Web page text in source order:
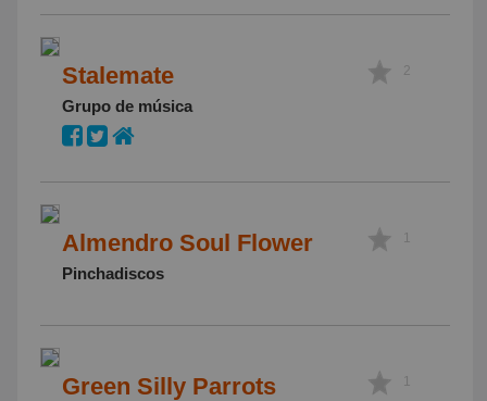
Stalemate
Grupo de música
2
Almendro Soul Flower
Pinchadiscos
1
Green Silly Parrots 1